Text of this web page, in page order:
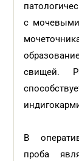
с
свищей.
В
проба